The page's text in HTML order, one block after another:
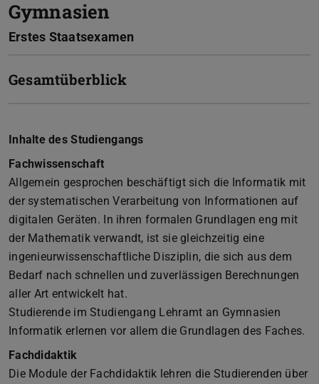
Gymnasien
Erstes Staatsexamen
Gesamtüberblick
Inhalte des Studiengangs
Fachwissenschaft
Allgemein gesprochen beschäftigt sich die Informatik mit
der systematischen Verarbeitung von Informationen auf
digitalen Geräten. In ihren formalen Grundlagen eng mit
der Mathematik verwandt, ist sie gleichzeitig eine
ingenieurwissenschaftliche Disziplin, die sich aus dem
Bedarf nach schnellen und zuverlässigen Berechnungen
aller Art entwickelt hat.
Studierende im Studiengang Lehramt an Gymnasien
Informatik erlernen vor allem die Grundlagen des Faches.
Fachdidaktik
Die Module der Fachdidaktik lehren die Studierenden über